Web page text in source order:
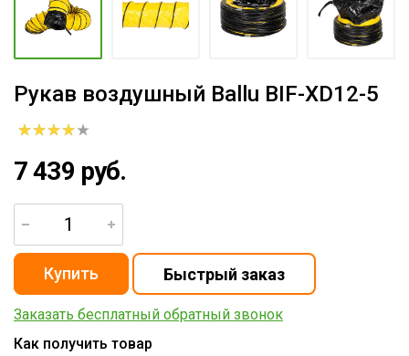
Рукав воздушный Ballu BIF-XD12-5
7 439 руб.
Заказать бесплатный обратный звонок
Как получить товар